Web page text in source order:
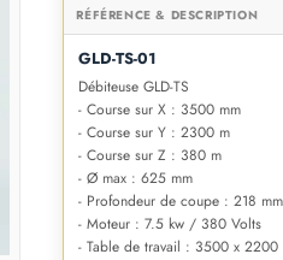
RÉFÉRENCE & DESCRIPTION
GLD-TS-01
Débiteuse GLD-TS
- Course sur X : 3500 mm
- Course sur Y : 2300 m
- Course sur Z : 380 m
- Ø max : 625 mm
- Profondeur de coupe : 218 mm
- Moteur : 7.5 kw / 380 Volts
- Table de travail : 3500 x 2200